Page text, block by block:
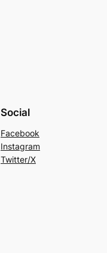
Social
Facebook
Instagram
Twitter/X